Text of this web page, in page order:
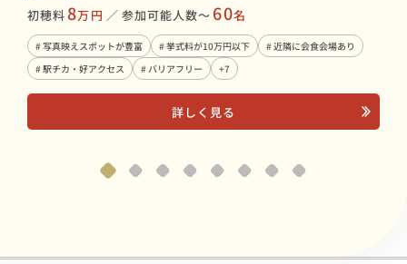
初穂料8万円 ／ 参加可能人数〜 60名
# 写真映えスポットが豊富 # 挙式料が10万円以下
# 近隣に会食会場あり
# 駅チカ・好アクセス
# バリアフリー +7
詳しく見る